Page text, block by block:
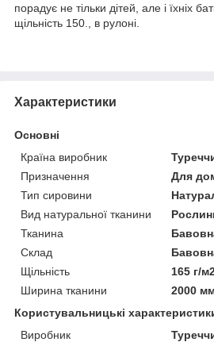
порадує не тільки дітей, але і їхніх
щільність 150., в рулоні.
Характеристики
Основні
Країна виробник
Призначення
Для
Тип сировини
Вид натуральної тканини
Тканина
Склад
Щільність
165 г/
Ширина тканини
2000
Користувальницькі
Виробник